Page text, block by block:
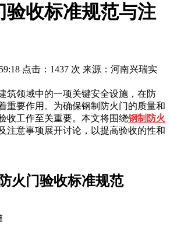
验收标准规范与注
点击：1437 次 来源：河南兴瑞实
领域中的一项关键安全设施，在防
重要作用。为确保钢制防火门的质量和
收工作至关重要。本文将围绕钢制防火
注意事项展开讨论，以提高验收的性和
门验收标准规范